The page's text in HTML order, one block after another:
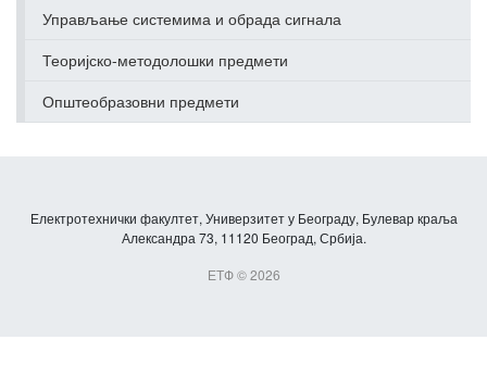
Управљање системима и обрада сигнала
Теоријско-методолошки предмети
Општеобразовни предмети
Електротехнички факултет, Универзитет у Београду, Булевар краља
Александра 73, 11120 Београд, Србија.
ЕТФ © 2026